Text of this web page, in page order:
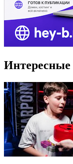
Интересные